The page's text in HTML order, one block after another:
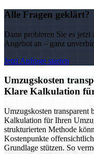
Alle Fragen geklärt?
Dann probieren Sie es
Angebot an – ganz
Jetzt Anfrage starten
Umzugskosten
Klare Kalkulation
Umzugskosten transparent
Kalkulation für Ihren
strukturierten Methode
Kostenpunkte
Grundlage stützen. So